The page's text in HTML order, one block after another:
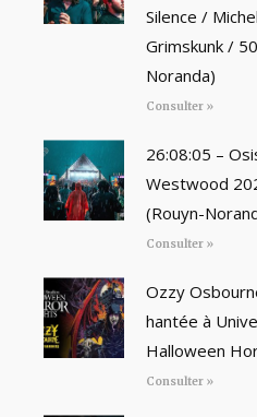
Silence /
Grimskunk /
Noranda)
Consulter »
26:08:05 –
Westwood
(Rouyn-
Consulter »
Ozzy
hantée à
Halloween
Consulter »